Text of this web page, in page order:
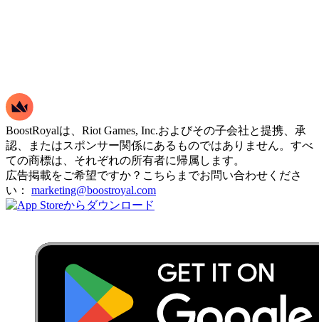
BoostRoyalは、Riot Games, Inc.およびその子会社と提携、承
認、またはスポンサー関係にあるものではありません。すべ
ての商標は、それぞれの所有者に帰属します。
広告掲載をご希望ですか？こちらまでお問い合わせくださ
い： marketing@boostroyal.com